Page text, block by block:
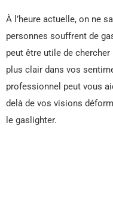
À l’heure actuelle, on ne
personnes souffrent de
peut être utile de chercher
plus clair dans vos
professionnel peut vous
delà de vos visions
le gaslighter.